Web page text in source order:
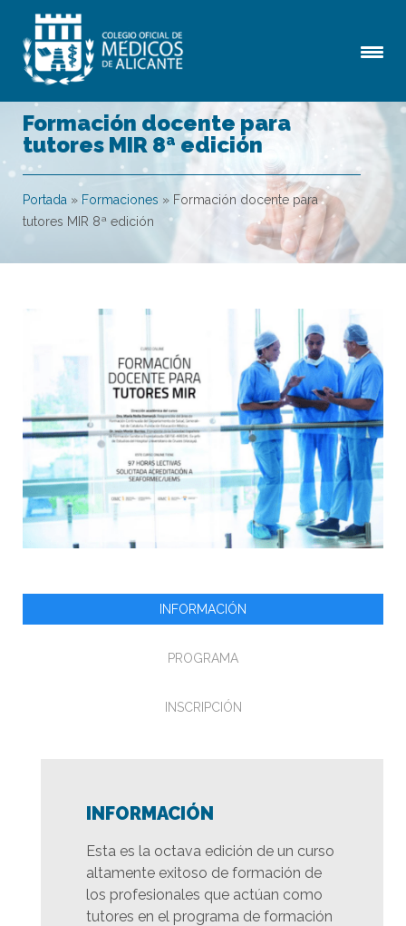
Formación docente para
tutores MIR 8ª edición
Portada » Formaciones » Formación docente para
tutores MIR 8ª edición
INFORMACIÓN
PROGRAMA
INSCRIPCIÓN
INFORMACIÓN
Esta es la octava edición de un curso
altamente exitoso de formación de
los profesionales que actúan como
tutores en el programa de formación